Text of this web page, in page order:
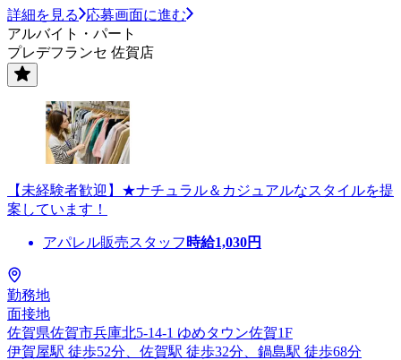
詳細を見る
応募画面に進む
アルバイト・パート
プレデフランセ 佐賀店
【未経験者歓迎】★ナチュラル＆カジュアルなスタイルを提
案しています！
アパレル販売スタッフ 時給1,030円
勤務地
面接地
佐賀県佐賀市兵庫北5-14-1 ゆめタウン佐賀1F
伊賀屋駅 徒歩52分、佐賀駅 徒歩32分、鍋島駅 徒歩68分